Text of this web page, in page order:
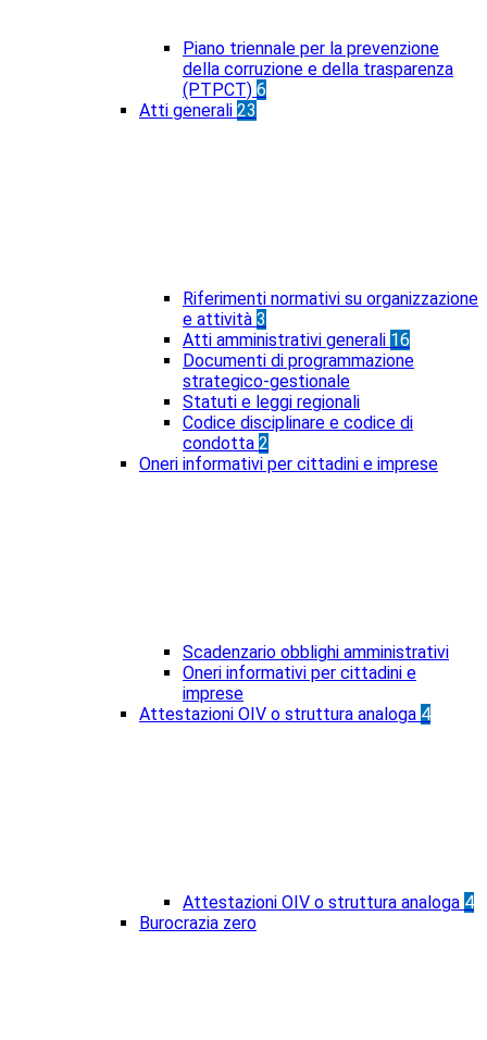
Piano triennale per la prevenzione
della corruzione e della trasparenza
(PTPCT) 6
Atti generali 23
Riferimenti normativi su organizzazione
e attività 3
Atti amministrativi generali 16
Documenti di programmazione
strategico-gestionale
Statuti e leggi regionali
Codice disciplinare e codice di
condotta 2
Oneri informativi per cittadini e imprese
Scadenzario obblighi amministrativi
Oneri informativi per cittadini e
imprese
Attestazioni OIV o struttura analoga 4
Attestazioni OIV o struttura analoga 4
Burocrazia zero